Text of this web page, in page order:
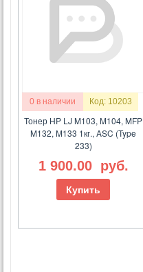
0 в наличии Код: 10203
Тонер HP LJ M103, M104, MFP
M132, M133 1кг., ASC (Type
233)
1 900.00 руб.
Купить